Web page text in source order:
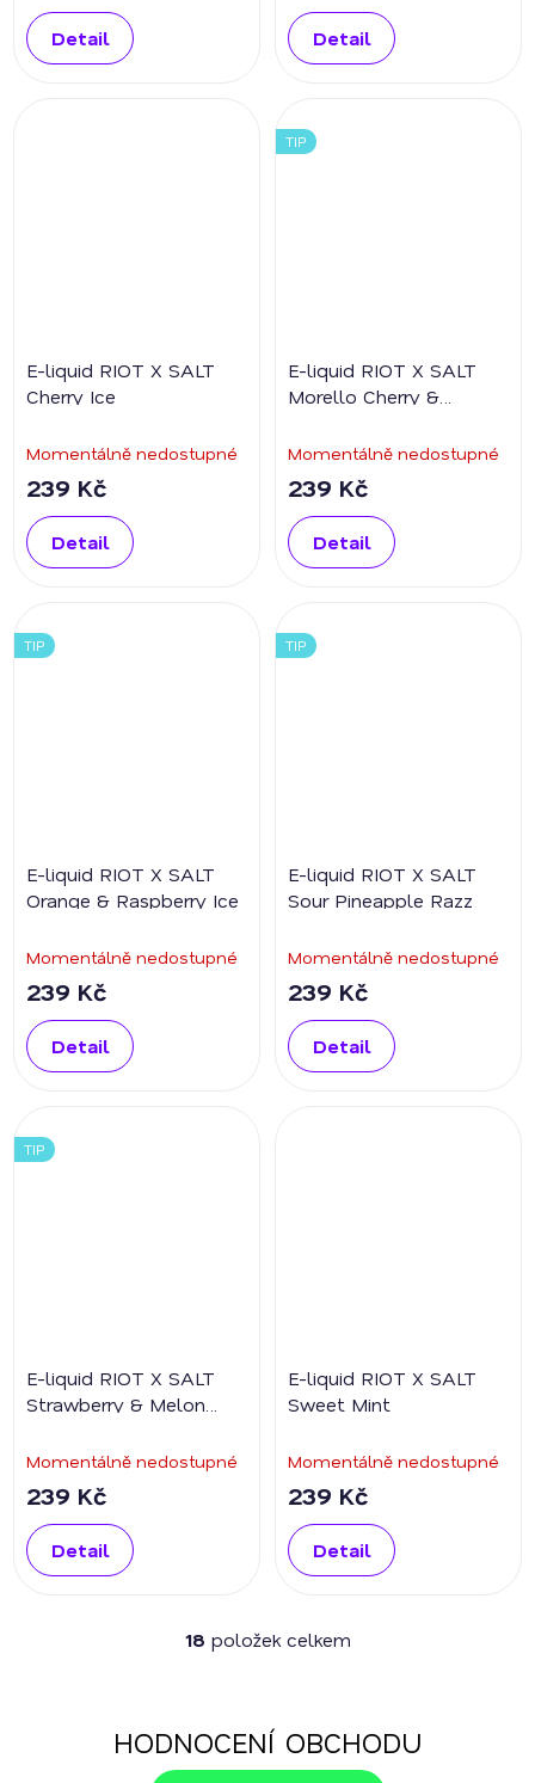
Detail Detail
E-liquid RIOT X SALT
Cherry Ice
Momentálně nedostupné
239 Kč
Detail
TIP
E-liquid RIOT X SALT
Morello Cherry &
Momentálně nedostupné
239 Kč
Detail
TIP
E-liquid RIOT X SALT
Orange & Raspberry Ice
Momentálně nedostupné
239 Kč
Detail
TIP
E-liquid RIOT X SALT
Sour Pineapple Razz
Momentálně nedostupné
239 Kč
Detail
TIP
E-liquid RIOT X SALT
Strawberry & Melon
Momentálně nedostupné
239 Kč
Detail
E-liquid RIOT X SALT
Sweet Mint
Momentálně nedostupné
239 Kč
Detail
O
á
d
18 položek celkem
HODNOCENÍ OBCHODU